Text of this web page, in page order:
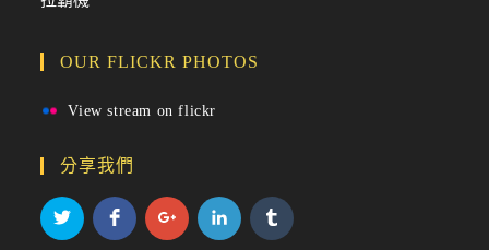
OUR FLICKR PHOTOS
View stream on flickr
分享我們